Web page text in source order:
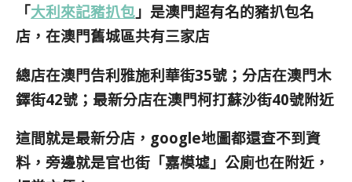
「大利來記豬扒包 」是澳門超有名的豬扒包名
店，在澳門舊城區共有三家店
總店在澳門告利雅施利華街35號；分店在澳門木
鐸街42號；最新分店在澳門柯打蘇沙街40號附近
這間就是最新分店，google地圖都還查不到資
料，旁邊就是官也街「嘉模墟」 公廁也在附近，